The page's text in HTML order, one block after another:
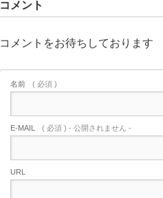
コメント
コメントをお待ちしております
名前 ( 必須 )
E-MAIL ( 必須 ) - 公開されません -
URL